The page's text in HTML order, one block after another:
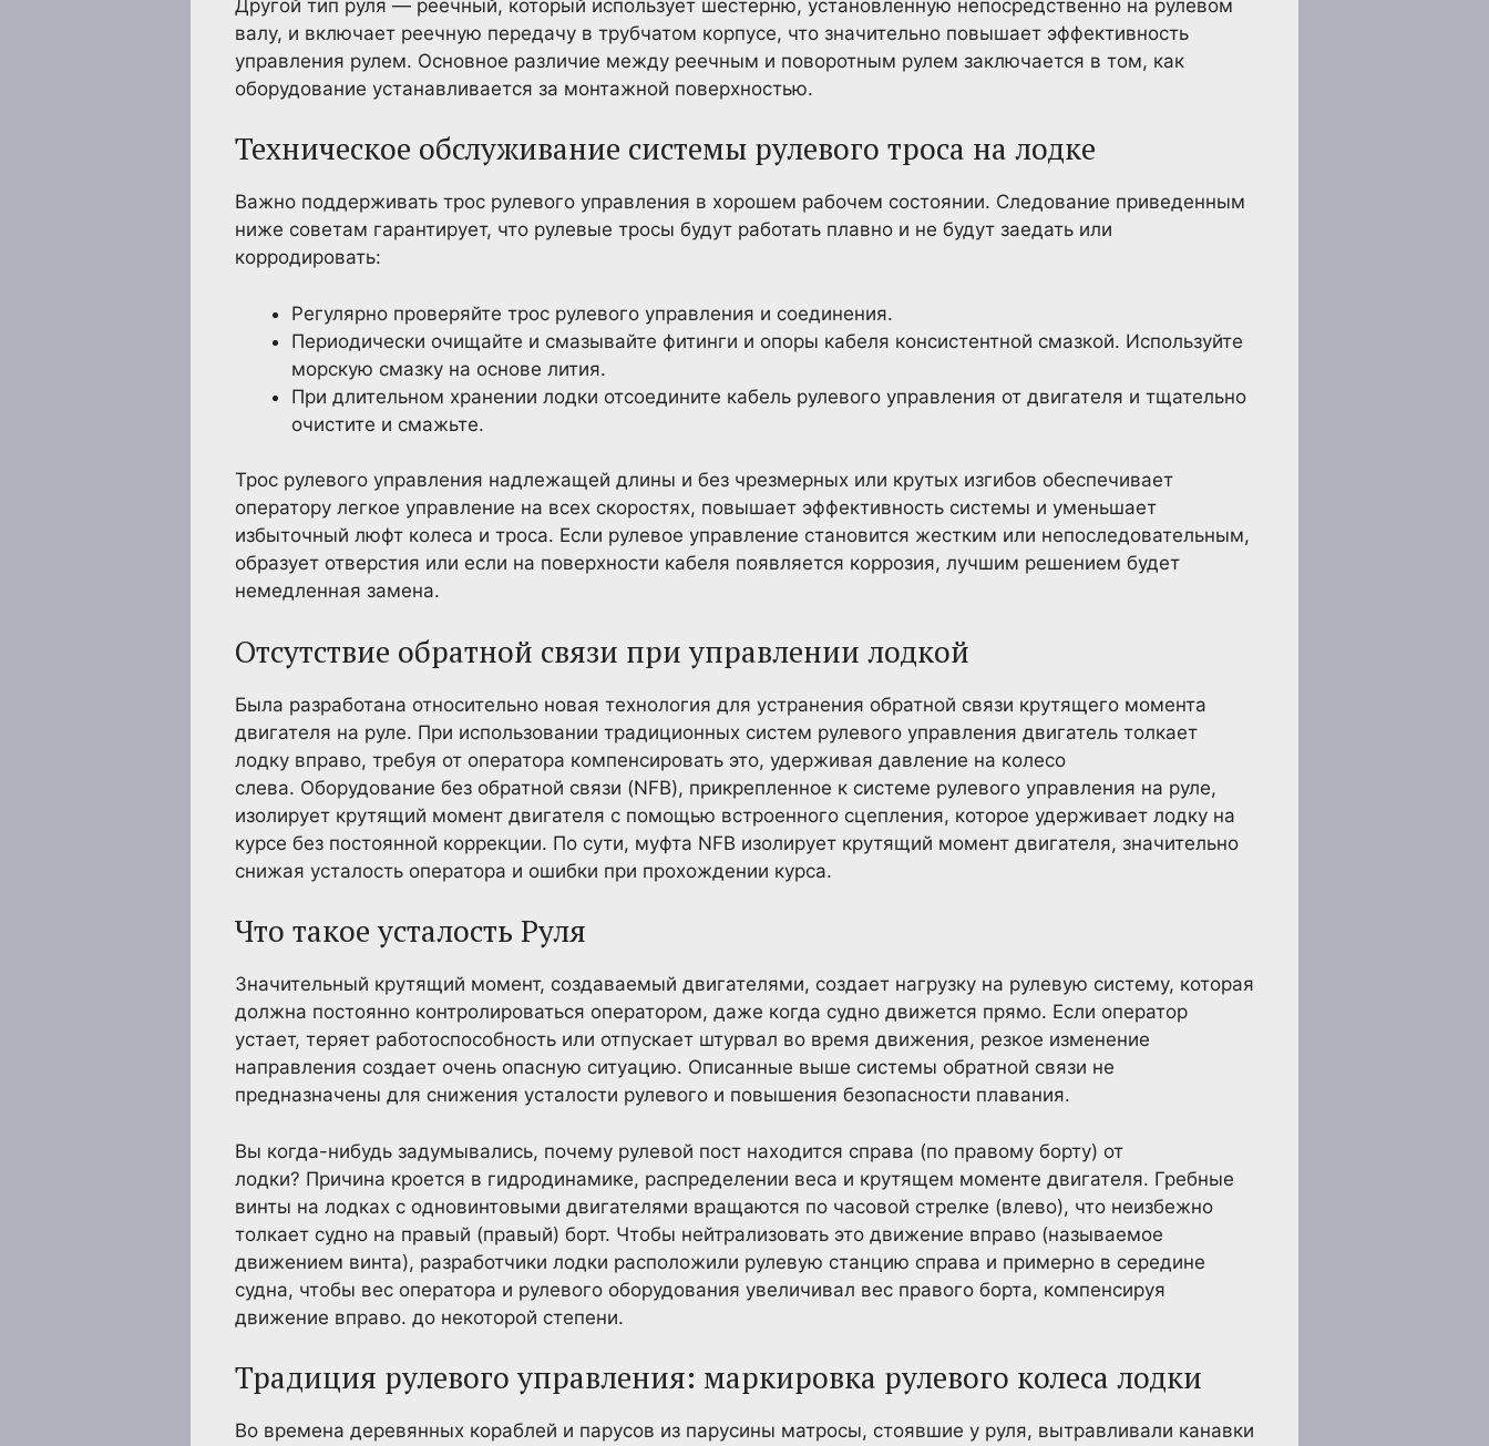
Другой тип руля — реечный, который использует шестерню, установленную непосредственно на рулевом
валу, и включает реечную передачу в трубчатом корпусе, что значительно повышает эффективность
управления рулем. Основное различие между реечным и поворотным рулем заключается в том, как
оборудование устанавливается за монтажной поверхностью.
Техническое обслуживание системы рулевого троса на лодке
Важно поддерживать трос рулевого управления в хорошем рабочем состоянии. Следование приведенным
ниже советам гарантирует, что рулевые тросы будут работать плавно и не будут заедать или
корродировать:
Регулярно проверяйте трос рулевого управления и соединения.
Периодически очищайте и смазывайте фитинги и опоры кабеля консистентной смазкой. Используйте
морскую смазку на основе лития.
При длительном хранении лодки отсоедините кабель рулевого управления от двигателя и тщательно
очистите и смажьте.
Трос рулевого управления надлежащей длины и без чрезмерных или крутых изгибов обеспечивает
оператору легкое управление на всех скоростях, повышает эффективность системы и уменьшает
избыточный люфт колеса и троса. Если рулевое управление становится жестким или непоследовательным,
образует отверстия или если на поверхности кабеля появляется коррозия, лучшим решением будет
немедленная замена.
Отсутствие обратной связи при управлении лодкой
Была разработана относительно новая технология для устранения обратной связи крутящего момента
двигателя на руле. При использовании традиционных систем рулевого управления двигатель толкает
лодку вправо, требуя от оператора компенсировать это, удерживая давление на колесо
слева. Оборудование без обратной связи (NFB), прикрепленное к системе рулевого управления на руле,
изолирует крутящий момент двигателя с помощью встроенного сцепления, которое удерживает лодку на
курсе без постоянной коррекции. По сути, муфта NFB изолирует крутящий момент двигателя, значительно
снижая усталость оператора и ошибки при прохождении курса.
Что такое усталость Руля
Значительный крутящий момент, создаваемый двигателями, создает нагрузку на рулевую систему, которая
должна постоянно контролироваться оператором, даже когда судно движется прямо. Если оператор
устает, теряет работоспособность или отпускает штурвал во время движения, резкое изменение
направления создает очень опасную ситуацию. Описанные выше системы обратной связи не
предназначены для снижения усталости рулевого и повышения безопасности плавания.
Вы когда-нибудь задумывались, почему рулевой пост находится справа (по правому борту) от
лодки? Причина кроется в гидродинамике, распределении веса и крутящем моменте двигателя. Гребные
винты на лодках с одновинтовыми двигателями вращаются по часовой стрелке (влево), что неизбежно
толкает судно на правый (правый) борт. Чтобы нейтрализовать это движение вправо (называемое
движением винта), разработчики лодки расположили рулевую станцию справа и примерно в середине
судна, чтобы вес оператора и рулевого оборудования увеличивал вес правого борта, компенсируя
движение вправо. до некоторой степени.
Традиция рулевого управления: маркировка рулевого колеса лодки
Во времена деревянных кораблей и парусов из парусины матросы, стоявшие у руля, вытравливали канавки